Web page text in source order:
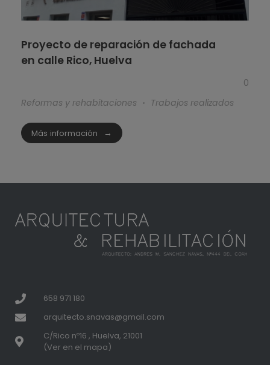
Proyecto de reparación de fachada
en calle Rico, Huelva
0
Reformas y rehabitaciones
Trabajos realizados
Más información
658 971 180
arquitecto.snavas@gmail.com
C/Rico nº16 , Huelva, 21001
(Ver en el mapa)